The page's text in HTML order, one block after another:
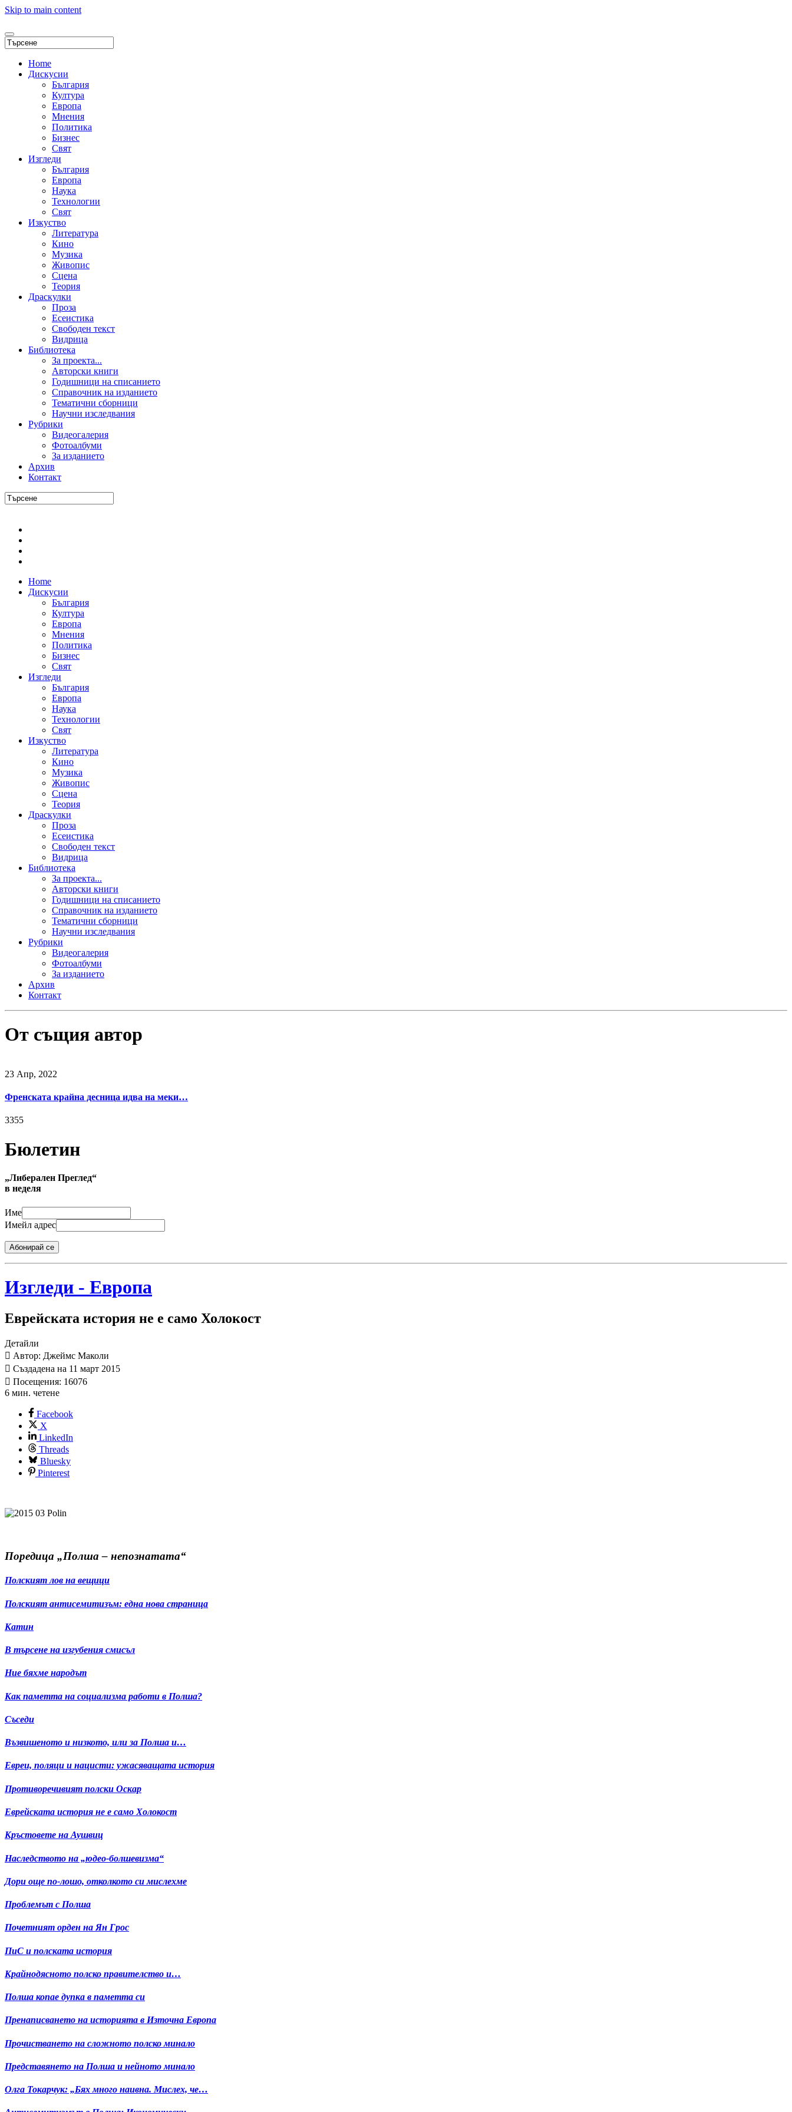
Skip to main content
Home
Дискусии
България
Култура
Европа
Мнения
Политика
Бизнес
Свят
Изгледи
България
Европа
Наука
Технологии
Свят
Изкуство
Литература
Кино
Музика
Живопис
Сцена
Теория
Драскулки
Проза
Есеистика
Свободен текст
Видрица
Библиотека
За проекта...
Авторски книги
Годишници на списанието
Справочник на изданието
Тематични сборници
Научни изследвания
Рубрики
Видеогалерия
Фотоалбуми
За изданието
Архив
Контакт
Home
Дискусии
България
Култура
Европа
Мнения
Политика
Бизнес
Свят
Изгледи
България
Европа
Наука
Технологии
Свят
Изкуство
Литература
Кино
Музика
Живопис
Сцена
Теория
Драскулки
Проза
Есеистика
Свободен текст
Видрица
Библиотека
За проекта...
Авторски книги
Годишници на списанието
Справочник на изданието
Тематични сборници
Научни изследвания
Рубрики
Видеогалерия
Фотоалбуми
За изданието
Архив
Контакт
От същия автор
23 Апр, 2022
Френската крайна десница идва на меки…
3355
Бюлетин
„Либерален Преглед“
в неделя
Име
Имейл адрес
Абонирай се
Изгледи - Европа
Еврейската история не е само Холокост
Детайли
Автор: Джеймс Маколи
Създадена на 11 март 2015
Посещения: 16076
6 мин. четене
Facebook
X
LinkedIn
Threads
Bluesky
Pinterest
Поредица „Полша – непознатата“
Полският лов на вещици
Полският антисемитизъм: една нова страница
Катин
В търсене на изгубения смисъл
Ние бяхме народът
Как паметта на социализма работи в Полша?
Съседи
Възвишеното и низкото, или за Полша и…
Евреи, поляци и нацисти: ужасяващата история
Противоречивият полски Оскар
Еврейската история не е само Холокост
Кръстовете на Аушвиц
Наследството на „юдео-болшевизма“
Дори още по-лошо, отколкото си мислехме
Проблемът с Полша
Почетният орден на Ян Грос
ПиС и полската история
Крайнодясното полско правителство и…
Полша копае дупка в паметта си
Пренаписването на историята в Източна Европа
Прочистването на сложното полско минало
Представянето на Полша и нейното минало
Олга Токарчук: „Бях много наивна. Мислех, че…